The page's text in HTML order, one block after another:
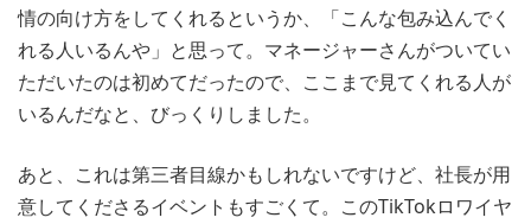
情の向け方をしてくれるというか、「こんな包み込んでく
れる人いるんや」と思って。マネージャーさんがついてい
ただいたのは初めてだったので、ここまで見てくれる人が
いるんだなと、びっくりしました。
あと、これは第三者目線かもしれないですけど、社長が用
意してくださるイベントもすごくて。このTikTokロワイヤ